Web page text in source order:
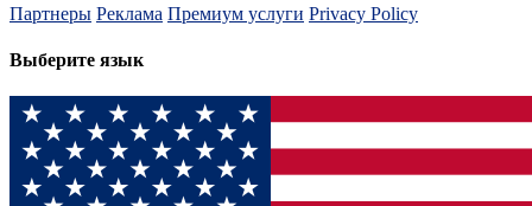
Партнеры Реклама Премиум услуги Privacy Policy
Выберите язык